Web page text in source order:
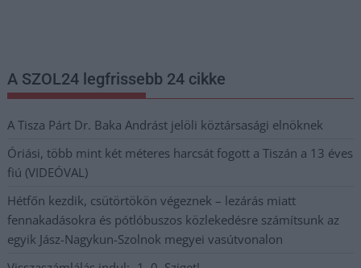
A SZOL24 legfrissebb 24 cikke
A Tisza Párt Dr. Baka Andrást jelöli köztársasági elnöknek
Óriási, több mint két méteres harcsát fogott a Tiszán a 13 éves
fiú (VIDEÓVAL)
Hétfőn kezdik, csütörtökön végeznek – lezárás miatt
fennakadásokra és pótlóbuszos közlekedésre számítsunk az
egyik Jász-Nagykun-Szolnok megyei vasútvonalon